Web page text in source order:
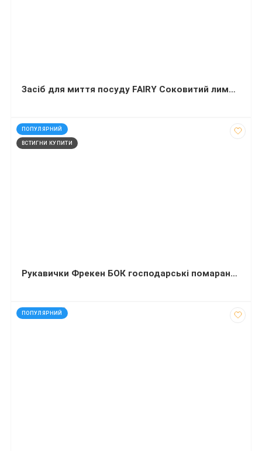
Засіб для миття посуду FAIRY Соковитий лимон 900мл
ПОПУЛЯРНИЙ
ВСТИГНИ КУПИТИ
код: 290303
Рукавички Фрекен БОК господарські помаранчевi L
ПОПУЛЯРНИЙ
код: 1202889